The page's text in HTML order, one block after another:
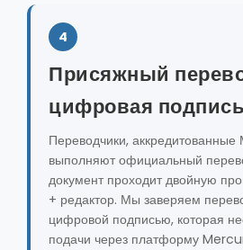
4
Присяжный
цифровая
Переводчики,
выполняют официальный
документ проходит двойную
+ редактор. Мы заверяем
цифровой подписью, которая
подачи через платформу